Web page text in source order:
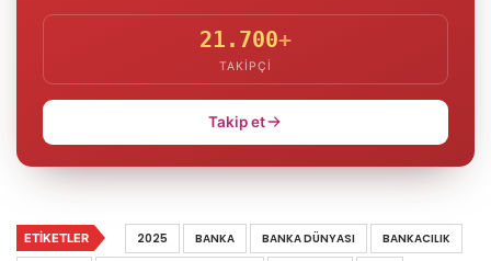
21.700+
TAKIPÇI
Takip et
ETIKETLER 2025 BANKA BANKA DÜNYASI
BANKACILIK